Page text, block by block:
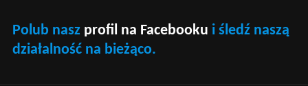
Polub nasz profil na Facebooku i śledź naszą
działalność na bieżąco.